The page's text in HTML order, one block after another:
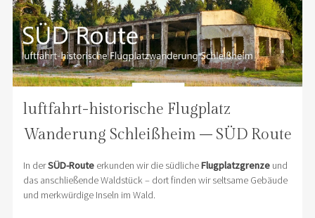
luftfahrt-historische Flugplatz
Wanderung Schleißheim – SÜD Route
In derSÜD-Routeerkunden wir die südlicheFlugplatzgrenzeund
das anschließende Waldstück – dort finden wir seltsame Gebäude
und merkwürdige Inseln im Wald.